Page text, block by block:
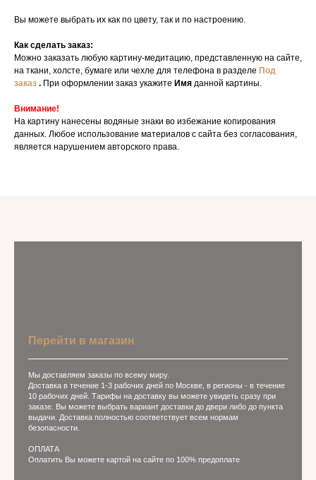
Вы можете выбрать их как по цвету, так и по настроению.
Как сделать заказ:
Можно заказать любую картину-медитацию, представленную на сайте,
на ткани, холсте, бумаге или чехле для телефона в разделе Под
заказ . При оформлении заказ укажите Имя данной картины.
Внимание!
На картину нанесены водяные знаки во избежание копирования
данных. Любое использование материалов с сайта без согласования,
является нарушением авторского права.
Перейти в магазин
Мы доставляем заказы по всему миру.
Доставка в течение 1-3 рабочих дней по Москве, в регионы - в течение
10 рабочих дней. Тарифы на доставку вы можете увидеть сразу при
заказе. Вы можете выбрать вариант доставки до двери либо до пункта
выдачи. Доставка полностью соответствует всем нормам
безопасности.
ОПЛАТА
Оплатить Вы можете картой на сайте по 100% предоплате